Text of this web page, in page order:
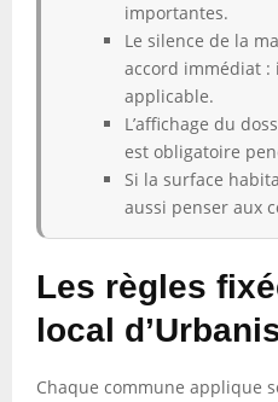
importantes.
Le silence de la
accord immédiat
applicable.
L’affichage du
est obligatoire
Si la surface
aussi penser aux
Les règles
local
Chaque commune applique